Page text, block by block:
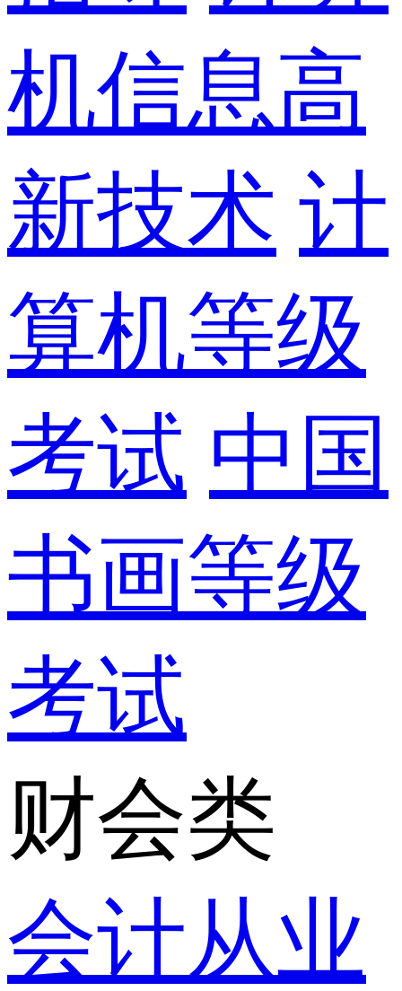
机信息高
新技术 计
算机等级
考试 中国
书画等级
考试
财会类
会计从业